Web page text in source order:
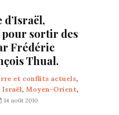
sortir des
Frédéric
Thual.
et conflits actuels,
Israël, Moyen-Orient,
14 août 2010